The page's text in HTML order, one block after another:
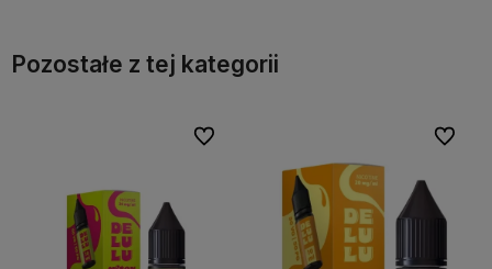
Pozostałe z tej kategorii
Do ulubionych
Do ulubionych Do
Do